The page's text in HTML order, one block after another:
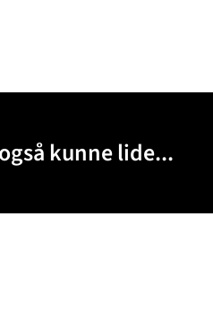
kunne lide...